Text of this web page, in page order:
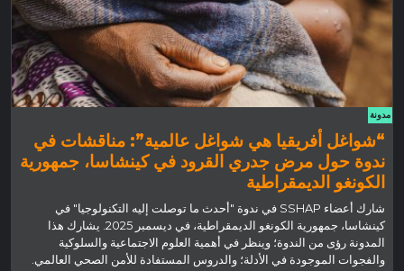
مدونة
“شواغل أفريقيا هي شواغل عالمية”: مناقشات في
ندوة حول مرض جدري القرود في كينشاسا، جمهورية
الكونغو الديمقراطية
شارك أعضاء SSHAP في ندوة "أحدث ما توصلت إليه التكنولوجيا" في
كينشاسا، جمهورية الكونغو الديمقراطية، في ديسمبر 2025. يشارك هذا
المدونة رؤى من الندوة؛ وينظر في أهمية العلوم الاجتماعية والسلوكية
والفجوات الموجودة في الأدلة؛ والدروس المستفادة للأمن الصحي العالمي.